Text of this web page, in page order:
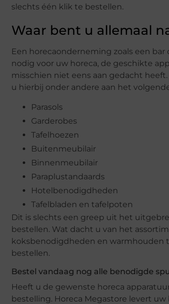
slechts één klik te bestellen.
Waar bent u allemaal
Een horecaonderneming zoals een
nodig voor uw horeca, de geschikte
misschien niet eens aan gedacht
u hierbij onder andere aan het
Parasols
Garderobes
Tafelhoezen
Buitenmeubilair
Binnenmeubilair
Paraplustandaards
Hotelbenodigdheden
Tafelbladen en tafelpoten
Dit is slechts een greep uit het
bestellen. Wat dacht u van het
koksbenodigdheden en warmhouden
bestellen.
Bestel vandaag nog alle benodigde
Heeft u de gewenste horeca
bestelling. Horeca Megastore levert